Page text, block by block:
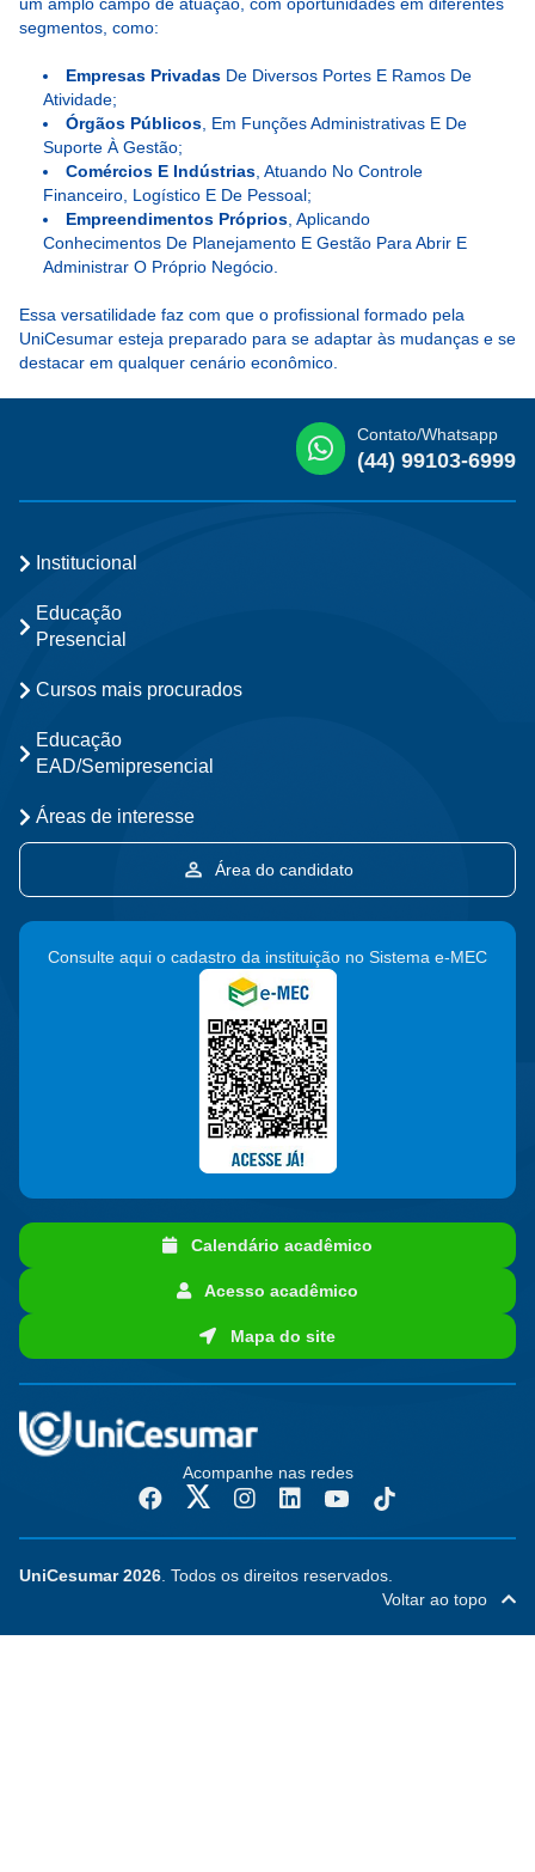
segmentos, como:
Empresas Privadas De Diversos Portes E Ramos De
Atividade;
Órgãos Públicos , Em Funções Administrativas E De
Suporte À Gestão;
Comércios E Indústrias , Atuando No Controle
Financeiro, Logístico E De Pessoal;
Empreendimentos Próprios , Aplicando
Conhecimentos De Planejamento E Gestão Para Abrir E
Administrar O Próprio Negócio.
Essa versatilidade faz com que o profissional formado pela
UniCesumar esteja preparado para se adaptar às mudanças e se
destacar em qualquer cenário econômico.
Contato/Whatsapp
(44) 99103-6999
Institucional
Educação
Presencial
Cursos mais procurados
Educação
EAD/Semipresencial
Áreas de interesse
Área do candidato
Consulte aqui o cadastro da instituição no Sistema e-MEC
Calendário acadêmico
Acesso acadêmico
Mapa do site
Acompanhe nas redes
UniCesumar 2026 . Todos os direitos reservados.
Voltar ao topo